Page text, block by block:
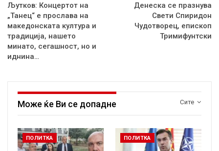
Љутков: Концертот на
„Танец“ е прослава на
македонската култура и
традиција, нашето
минато, сегашност, но и
иднина…
Денеска се празнува
Свети Спиридон
Чудотворец, епископ
Тримифунтски
Сите
Може ќе Ви се допадне
ПОЛИТКА ПОЛИТКА